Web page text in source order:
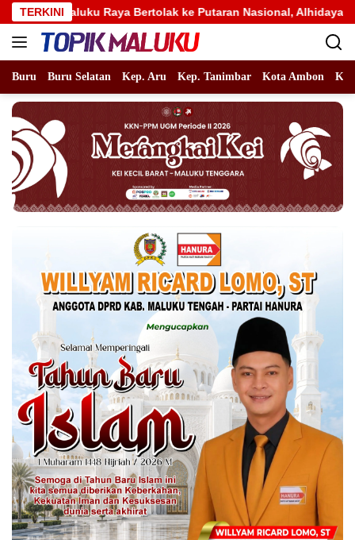
Langsung
ke
konten
TERKINI
Raya Bertolak ke Putaran Nasional, Alhidayat Wajo:
Buru Buru Selatan Kep. Aru Kep. Tanimbar Kota Ambon